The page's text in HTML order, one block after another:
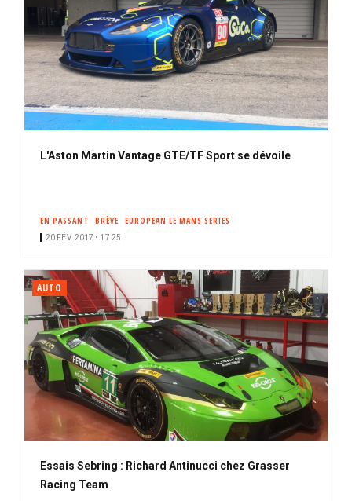
L'Aston Martin Vantage GTE/TF Sport se dévoile
EN PASSANT BRÈVE EUROPEAN LE MANS SERIES
20 FÉV. 2017 • 17:25
AUTO
Essais Sebring : Richard Antinucci chez Grasser
Racing Team